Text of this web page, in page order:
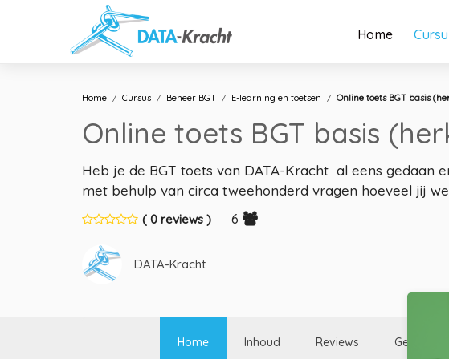
Home
Home Cursus Beheer BGT E-learning en toetsen Online toets BGT basis
Online toets BGT basis
Heb je de BGT toets van DATA-Kracht al eens gedaan
met behulp van circa tweehonderd vragen hoeveel jij
( 0 reviews ) 6
DATA-Kracht
Home Inhoud Reviews Gerelateerd